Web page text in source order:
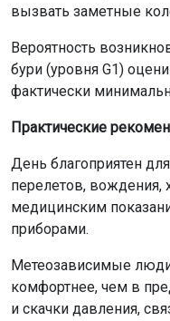
вызвать заметные
Вероятность
бури (уровня G1)
фактически
Практические
День благоприятен
перелетов, вождения,
медицинским
приборами.
Метеозависимые люди
комфортнее, чем в
и скачки давления,